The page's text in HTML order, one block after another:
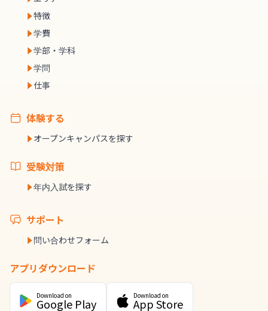
特徴
学費
学部・学科
学問
仕事
体験する
オープンキャンパスを探す
受験対策
年内入試を探す
サポート
問い合わせフォーム
アプリダウンロード
Download on
Google Play
Download on
App Store